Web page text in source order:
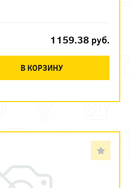
1159.38 руб.
В КОРЗИНУ